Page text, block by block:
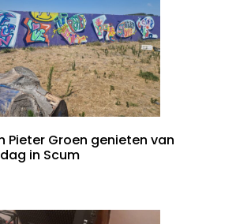
Pieter Groen genieten van
in Scum